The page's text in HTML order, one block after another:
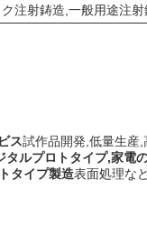
注射鋳造,一般用途注
ス試作品開発,低量生産
タルプロトタイプ,家電
タイプ製造表面処理な